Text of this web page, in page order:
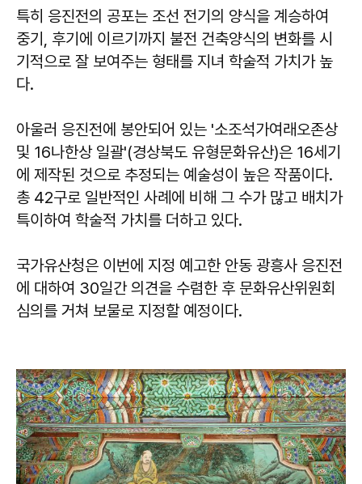
특히 응진전의 공포는 조선 전기의 양식을 계승하여
중기, 후기에 이르기까지 불전 건축양식의 변화를 시
기적으로 잘 보여주는 형태를 지녀 학술적 가치가 높
다.
아울러 응진전에 봉안되어 있는 '소조석가여래오존상
및 16나한상 일괄'(경상북도 유형문화유산)은 16세기
에 제작된 것으로 추정되는 예술성이 높은 작품이다.
총 42구로 일반적인 사례에 비해 그 수가 많고 배치가
특이하여 학술적 가치를 더하고 있다.
국가유산청은 이번에 지정 예고한 안동 광흥사 응진전
에 대하여 30일간 의견을 수렴한 후 문화유산위원회
심의를 거쳐 보물로 지정할 예정이다.